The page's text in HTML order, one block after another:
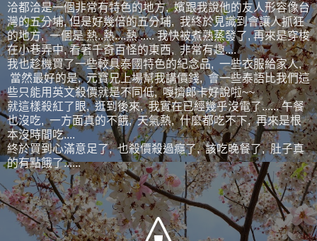
洽都洽是一個非常有特色的地方, 嬪跟我說他的友人形容像台
灣的五分埔, 但是好幾倍的五分埔, 我終於見識到會讓人抓狂
的地方, 一個是 熱..熱....熱 ..... 我快被煮熟蒸發了, 再來是穿梭
在小巷弄中, 看著千奇百怪的東西, 非常有趣....
我也趁機買了一些較具泰國特色的紀念品, 一些衣服給家人,
當然最好的是, 元寶兄上場幫我講價錢, 會一些泰語比我們這
些只能用英文殺價就是不同低, 嘎擠郎卡好說啦~~
就這樣殺紅了眼, 逛到後來, 我實在已經幾乎沒電了...... 午餐
也沒吃, 一方面真的不餓, 天氣熱, 什麼都吃不下, 再來是根
本沒時間吃....
終於買到心滿意足了, 也殺價殺過癮了, 該吃晚餐了, 肚子真
的有點餓了......